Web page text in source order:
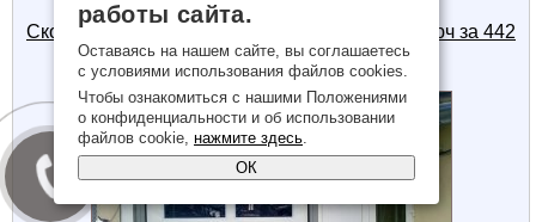
Скоростные ворота DynamicRoll Basis под ключ за 442
580 руб.
работы сайта.
Оставаясь на нашем сайте, вы соглашаетесь
с условиями использования файлов cookies.
Чтобы ознакомиться с нашими Положениями
о конфиденциальности и об использовании
файлов cookie, нажмите здесь.
ОК